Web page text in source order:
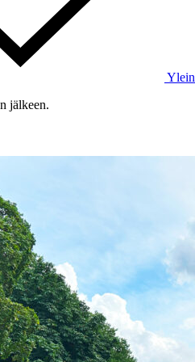
jälkeen.